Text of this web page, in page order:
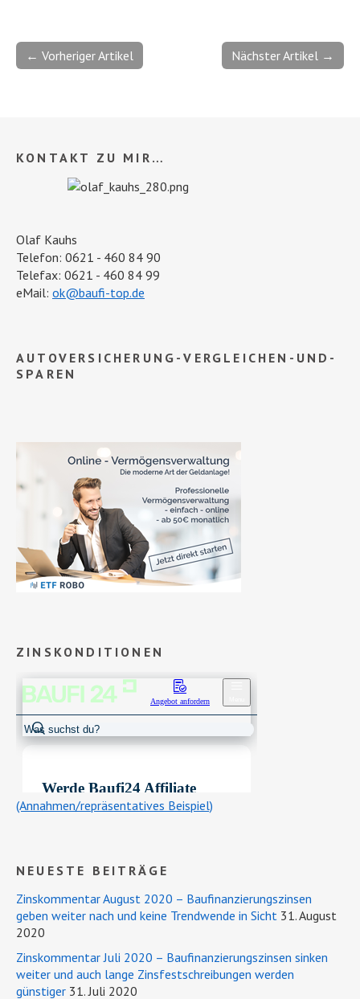
Nächster Artikel →
← Vorheriger Artikel
KONTAKT ZU MIR…
Olaf Kauhs
Telefon: 0621 - 460 84 90
Telefax: 0621 - 460 84 99
eMail: ok@baufi-top.de
AUTOVERSICHERUNG-VERGLEICHEN-UND-
SPAREN
ZINSKONDITIONEN
(Annahmen/repräsentatives Beispiel)
NEUESTE BEITRÄGE
Zinskommentar August 2020 – Baufinanzierungszinsen
geben weiter nach und keine Trendwende in Sicht 31. August
2020
Zinskommentar Juli 2020 – Baufinanzierungszinsen sinken
weiter und auch lange Zinsfestschreibungen werden
günstiger 31. Juli 2020